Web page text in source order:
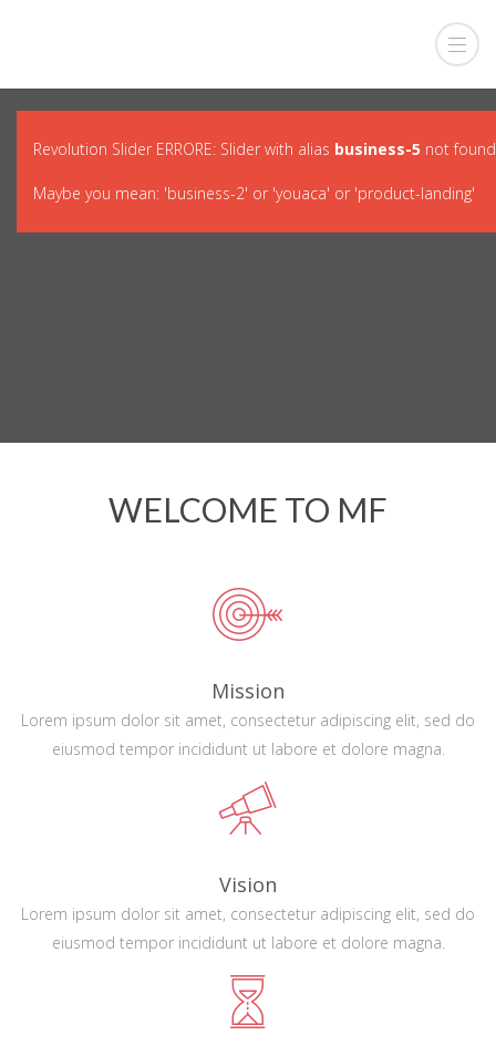
Revolution Slider ERRORE: Slider with alias business-5 not
Maybe you mean: 'business-2' or 'youaca' or 'product-landing'
WELCOME TO MF
Mission
Lorem ipsum dolor sit amet, consectetur adipiscing elit, sed do
eiusmod tempor incididunt ut labore et dolore magna.
Vision
Lorem ipsum dolor sit amet, consectetur adipiscing elit, sed do
eiusmod tempor incididunt ut labore et dolore magna.